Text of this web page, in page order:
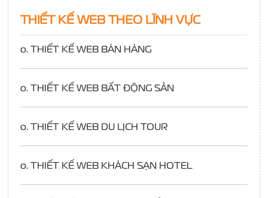
THIẾT KẾ WEB THEO LĨNH VỰC
o. THIẾT KẾ WEB BÁN HÀNG
o. THIẾT KẾ WEB BẤT ĐỘNG SẢN
o. THIẾT KẾ WEB DU LỊCH TOUR
o. THIẾT KẾ WEB KHÁCH SẠN HOTEL